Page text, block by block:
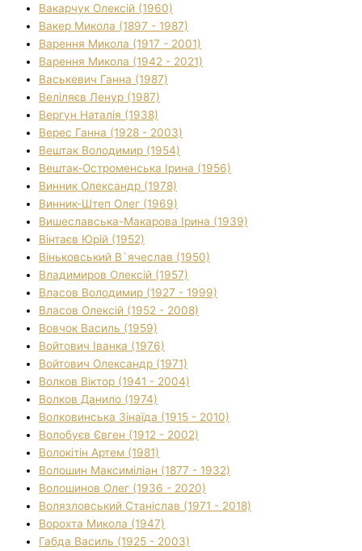
Вакарчук Олексій (1960)
Вакер Микола (1897 - 1987)
Варення Микола (1917 - 2001)
Варення Микола (1942 - 2021)
Васькевич Ганна (1987)
Веліляєв Ленур (1987)
Вергун Наталія (1938)
Верес Ганна (1928 - 2003)
Вештак Володимир (1954)
Вештак-Остроменська Ірина (1956)
Винник Олександр (1978)
Винник-Штеп Олег (1969)
Вишеславська-Макарова Ірина (1939)
Вінтаєв Юрій (1952)
Віньковський В`ячеслав (1950)
Владимиров Олексій (1957)
Власов Володимир (1927 - 1999)
Власов Олексій (1952 - 2008)
Вовчок Василь (1959)
Войтович Іванка (1976)
Войтович Олександр (1971)
Волков Віктор (1941 - 2004)
Волков Данило (1974)
Волковинська Зінаїда (1915 - 2010)
Волобуєв Євген (1912 - 2002)
Волокітін Артем (1981)
Волошин Максиміліан (1877 - 1932)
Волошинов Олег (1936 - 2020)
Волязловський Станіслав (1971 - 2018)
Ворохта Микола (1947)
Габда Василь (1925 - 2003)